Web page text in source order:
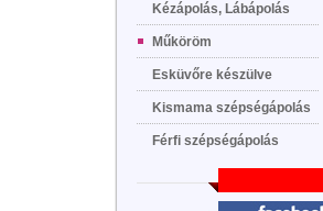
Kézápolás, Lábápolás
Műköröm
Esküvőre készülve
Kismama szépségápolás
Férfi szépségápolás